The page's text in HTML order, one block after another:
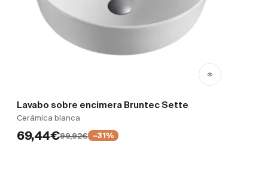
Lavabo sobre encimera Bruntec Sette
Cerámica blanca
69,44€99,92€ −31%